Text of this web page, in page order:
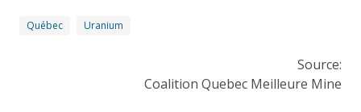
Québec Uranium
Source:
Coalition Quebec Meilleure Mine